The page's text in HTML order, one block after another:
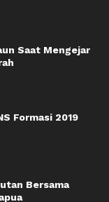
Saat Mengejar
Formasi 2019
Bersama